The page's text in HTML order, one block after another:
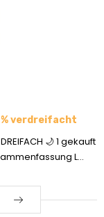
% verdreifacht
🌙 1 gekauft
L...